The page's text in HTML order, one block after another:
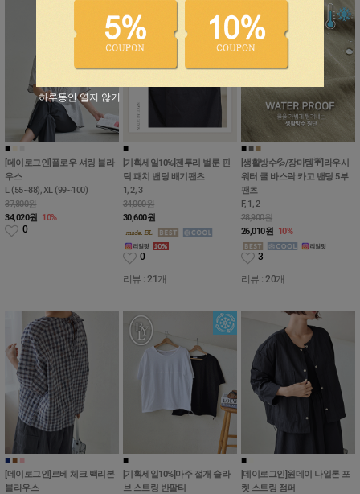
■
[데이로그인]플로우 셔링 블라
우스
L (55~88), XL (99~100)
37,800원
34,020원 10%
0
■
[기획세일10%]젠투리 벌룬 핀
턱 패치 밴딩 배기팬츠
1, 2, 3
34,000원
30,600원
0
리뷰 : 21개
■ ■ ■
[생활방수💦/장마템☔️]라우시
워터 쿨 바스락 카고 밴딩 5부
팬츠
F, 1, 2
28,900원
26,010원 10%
3
리뷰 : 20개
■■ ■
[데이로그인]르베 체크 백리본
블라우스
■
[기획세일10%]마주 절개 슬라
브 스트링 반팔티
■
[데이로그인]원데이 나일론 포
켓 스트링 점퍼
하루동안 열지 않기